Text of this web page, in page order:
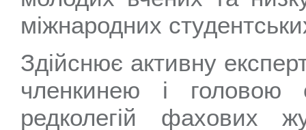
міжнародних
Здійснює активну
членкинею і головою
редколегій фахових